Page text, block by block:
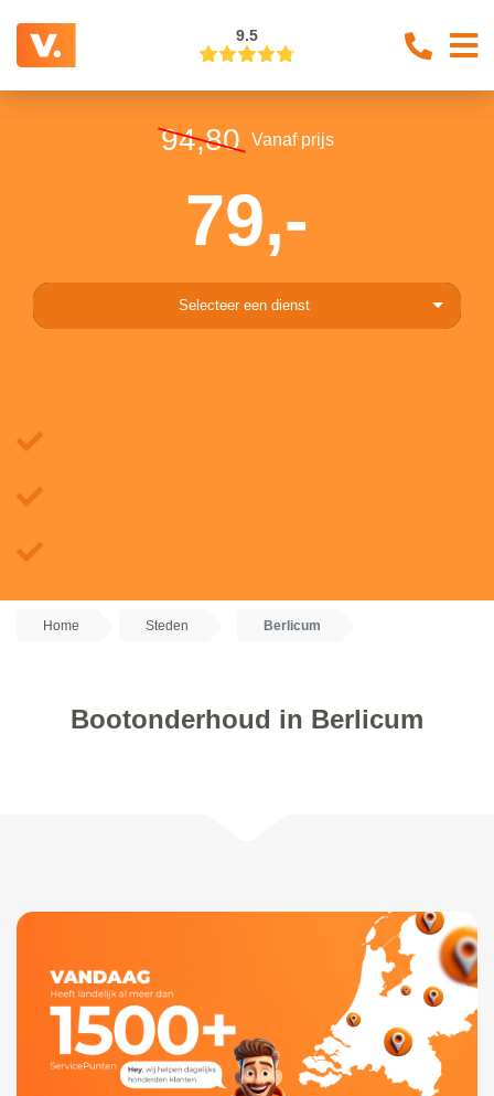
9.5
94,80 Vanaf prijs
79,-
Selecteer een dienst
Home Steden Berlicum
Bootonderhoud in Berlicum